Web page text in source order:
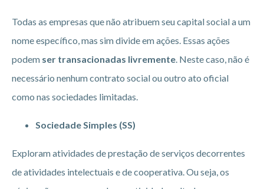
Todas as empresas que não atribuem seu capital social a um
nome específico, mas sim divide em ações. Essas ações
podem ser transacionadas livremente. Neste caso, não é
necessário nenhum contrato social ou outro ato oficial
como nas sociedades limitadas.
Sociedade Simples (SS)
Exploram atividades de prestação de serviços decorrentes
de atividades intelectuais e de cooperativa. Ou seja, os